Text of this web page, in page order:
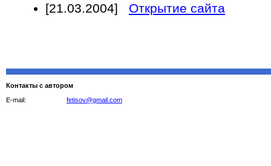
[21.03.2004] Открытие сайта
Контакты с автором
E-mail:
fetisov@gmail.com